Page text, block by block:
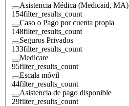
Asistencia Médica (Medicaid, MA)
154filter_results_count
Caso o Pago por cuenta propia
148filter_results_count
Seguros Privados
133filter_results_count
Medicare
95filter_results_count
Escala móvil
44filter_results_count
Asistencia de pago disponible
29filter_results_count